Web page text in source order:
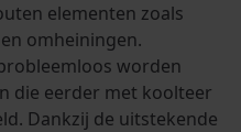
elementen zoals
omheiningen.
worden
die eerder met koolteer
Dankzij de uitstekende